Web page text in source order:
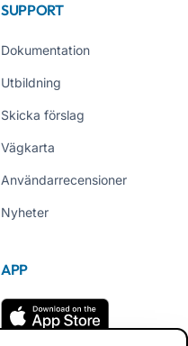
SUPPORT
Dokumentation
Utbildning
Skicka förslag
Vägkarta
Användarrecensioner
Nyheter
APP